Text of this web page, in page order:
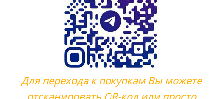
Для перехода к покупкам Вы можете
отсканировать QR-код или просто